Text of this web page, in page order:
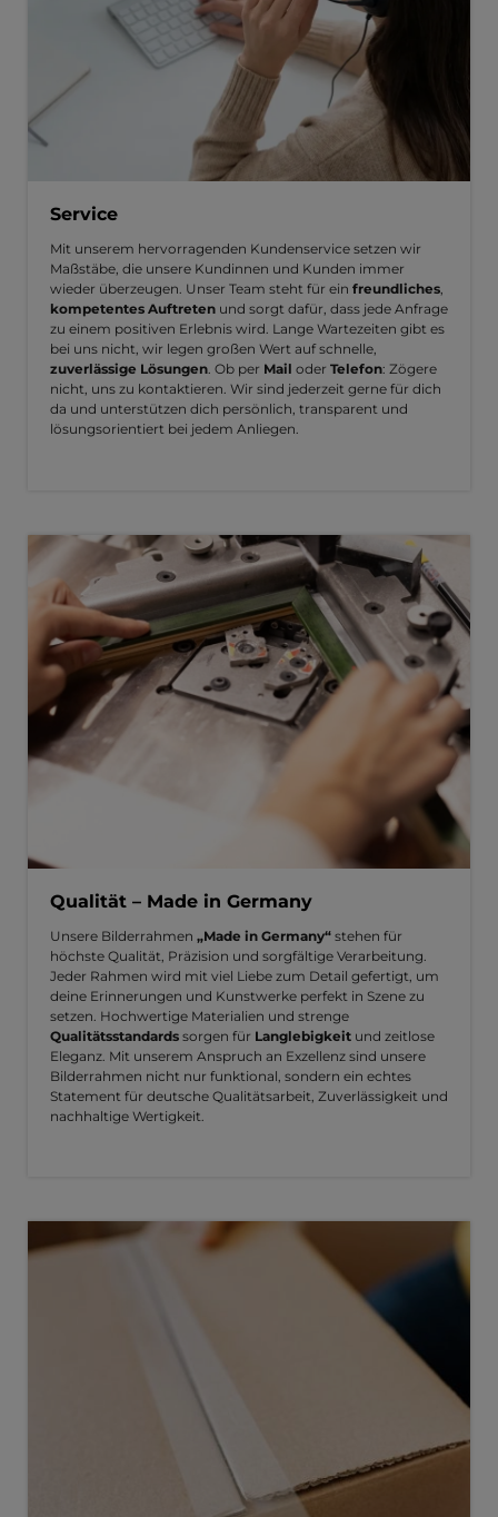
Service
Mit unserem hervorragenden Kundenservice setzen wir
Maßstäbe, die unsere Kundinnen und Kunden immer
wieder überzeugen. Unser Team steht für ein freundliches,
kompetentes Auftreten und sorgt dafür, dass jede Anfrage
zu einem positiven Erlebnis wird. Lange Wartezeiten gibt es
bei uns nicht, wir legen großen Wert auf schnelle,
zuverlässige Lösungen. Ob per Mail oder Telefon: Zögere
nicht, uns zu kontaktieren. Wir sind jederzeit gerne für dich
da und unterstützen dich persönlich, transparent und
lösungsorientiert bei jedem Anliegen.
Qualität – Made in Germany
Unsere Bilderrahmen „Made in Germany“ stehen für
höchste Qualität, Präzision und sorgfältige Verarbeitung.
Jeder Rahmen wird mit viel Liebe zum Detail gefertigt, um
deine Erinnerungen und Kunstwerke perfekt in Szene zu
setzen. Hochwertige Materialien und strenge
Qualitätsstandards sorgen für Langlebigkeit und zeitlose
Eleganz. Mit unserem Anspruch an Exzellenz sind unsere
Bilderrahmen nicht nur funktional, sondern ein echtes
Statement für deutsche Qualitätsarbeit, Zuverlässigkeit und
nachhaltige Wertigkeit.